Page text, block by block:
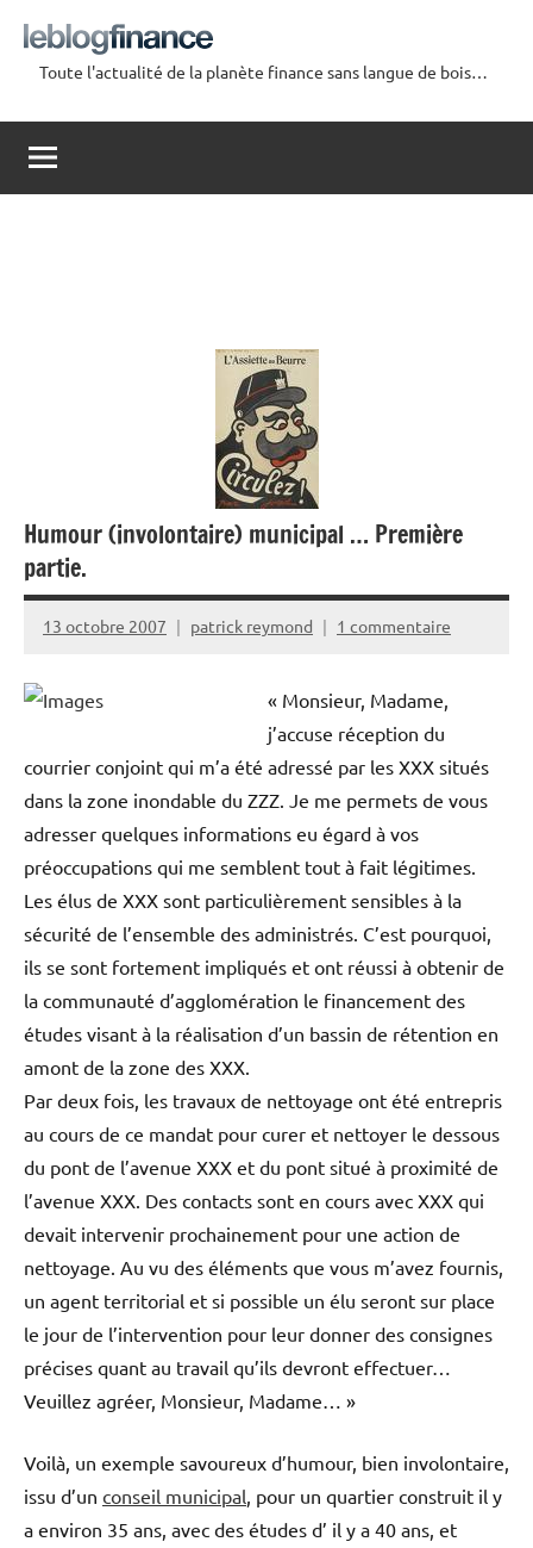
contenu
Blog
Finance
Toute l'actualité de la planète finance sans langue de bois…
Humour (involontaire) municipal … Première
partie.
13 octobre 2007 patrick reymond 1 commentaire
« Monsieur, Madame,
j’accuse réception du
courrier conjoint qui m’a été adressé par les XXX situés
dans la zone inondable du ZZZ. Je me permets de vous
adresser quelques informations eu égard à vos
préoccupations qui me semblent tout à fait légitimes.
Les élus de XXX sont particulièrement sensibles à la
sécurité de l’ensemble des administrés. C’est pourquoi,
ils se sont fortement impliqués et ont réussi à obtenir de
la communauté d’agglomération le financement des
études visant à la réalisation d’un bassin de rétention en
amont de la zone des XXX.
Par deux fois, les travaux de nettoyage ont été entrepris
au cours de ce mandat pour curer et nettoyer le dessous
du pont de l’avenue XXX et du pont situé à proximité de
l’avenue XXX. Des contacts sont en cours avec XXX qui
devait intervenir prochainement pour une action de
nettoyage. Au vu des éléments que vous m’avez fournis,
un agent territorial et si possible un élu seront sur place
le jour de l’intervention pour leur donner des consignes
précises quant au travail qu’ils devront effectuer…
Veuillez agréer, Monsieur, Madame… »
Voilà, un exemple savoureux d’humour, bien involontaire,
issu d’un conseil municipal , pour un quartier construit il y
a environ 35 ans, avec des études d’ il y a 40 ans, et